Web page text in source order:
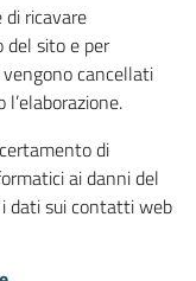
ricavare
del sito e per
cancellati
di
ai danni del
dati sui contatti web